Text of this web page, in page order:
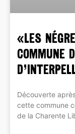
«LES
commune
Découverte
cette commune
de la Charente